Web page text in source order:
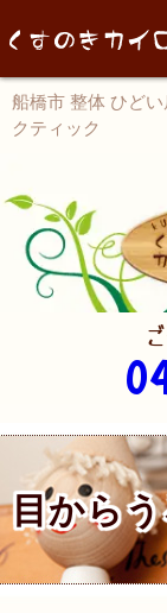
船橋市 整体 ひど
クティック
目から